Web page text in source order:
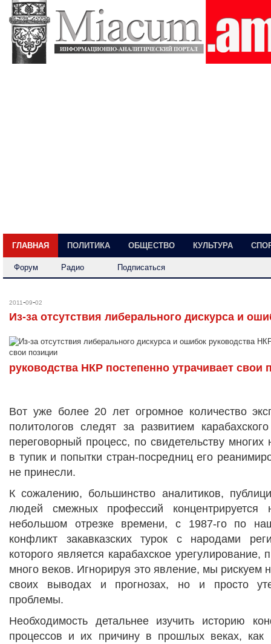
ГЛАВНАЯ ПОЛИТИКА ОБЩЕСТВО КУЛЬТУРА
Форум Радио Подписаться
2011-09-02
Из-за отсутствия либерального дискурса и
руководства НКР постепенно утрачивает свои
Вот уже более 20 лет огромное количество
политологов следят за развитием
переговорный процесс, по свидетельству
в тупик и попытки стран-посредниц его
не принесли.
К сожалению, большинство аналитиков,
людей смежных профессий
небольшом отрезке времени, с 1987-го по
конфликт закавказских турок с народами
которого является карабахское урегулирование,
много веков. Игнорируя это явление, мы рискуем
своих выводах и прогнозах, но и просто
проблемы.
Необходимость детальнее изучить историю
процессов и их причину в прошлых веках, как